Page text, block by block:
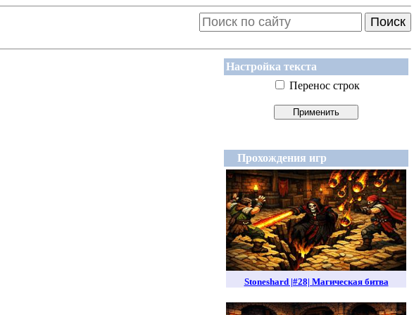
Поиск
Настройка текста
Перенос строк
Прохождения игр
Stoneshard |#28| Магическая битва